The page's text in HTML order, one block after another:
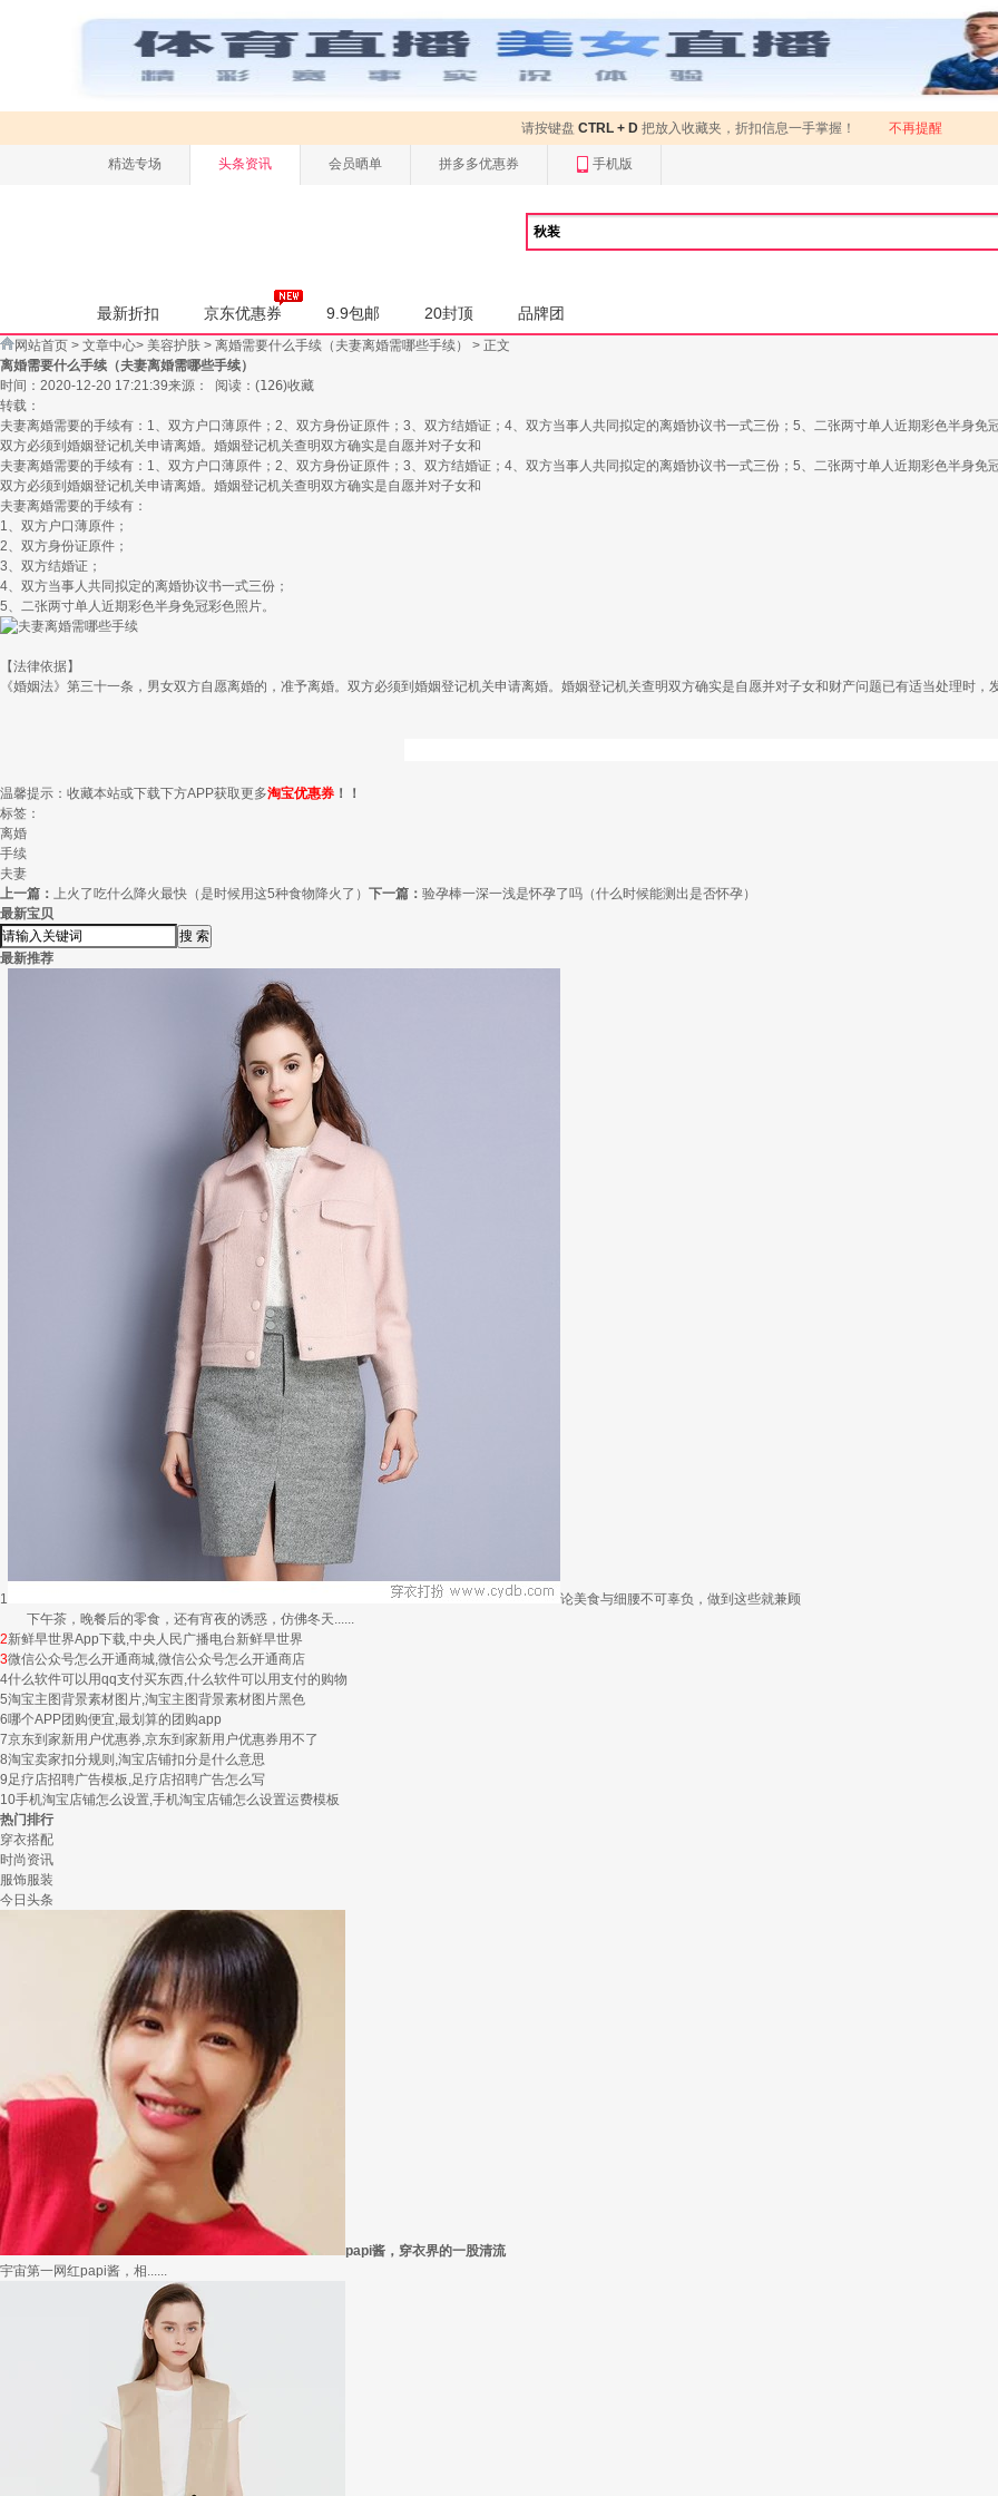
请按键盘 CTRL + D 把放入收藏夹，折扣信息一手掌握！ 不再提醒
精选专场 头条资讯 会员晒单 拼多多优惠券 手机版
最新折扣 京东优惠券 9.9包邮 20封顶 品牌团
网站首页 > 文章中心> 美容护肤 > 离婚需要什么手续（夫妻离婚需哪些手续）
> 正文
离婚需要什么手续（夫妻离婚需哪些手续）
时间：2020-12-20 17:21:39来源： 阅读： (126)收藏
转载：
夫妻离婚需要的手续有：1、双方户口薄原件；2、双方身份证原件；3、双方结婚证；4、双方当事人共同拟定的离婚协议书一式三份；5、二张两寸单人近期彩色半身免
双方必须到婚姻登记机关申请离婚。婚姻登记机关查明双方确实是自愿并对子女和
夫妻离婚需要的手续有：1、双方户口薄原件；2、双方身份证原件；3、双方结婚证；4、双方当事人共同拟定的离婚协议书一式三份；5、二张两寸单人近期彩色半身免
双方必须到婚姻登记机关申请离婚。婚姻登记机关查明双方确实是自愿并对子女和
夫妻离婚需要的手续有：
1、双方户口薄原件；
2、双方身份证原件；
3、双方结婚证；
4、双方当事人共同拟定的离婚协议书一式三份；
5、二张两寸单人近期彩色半身免冠彩色照片。
【法律依据】
《婚姻法》第三十一条，男女双方自愿离婚的，准予离婚。双方必须到婚姻登记机关申请离婚。婚姻登记机关查明双方确实是自愿并对子女和财产问题已有适当处理时，
温馨提示：收藏本站或下载下方APP获取更多淘宝优惠券 ！！
标签：
离婚
手续
夫妻
上一篇： 上火了吃什么降火最快（是时候用这5种食物降火了） 下一篇： 验孕棒一深一浅是怀孕了吗（什么时候能测出是否怀孕）
最新宝贝
最新推荐
1
论美食与细腰不可辜负，做到这些就兼顾
下午茶，晚餐后的零食，还有宵夜的诱惑，仿佛冬天......
2新鲜早世界App下载,中央人民广播电台新鲜早世界
3微信公众号怎么开通商城,微信公众号怎么开通商店
4什么软件可以用qq支付买东西,什么软件可以用支付的购物
5淘宝主图背景素材图片,淘宝主图背景素材图片黑色
6哪个APP团购便宜,最划算的团购app
7京东到家新用户优惠券,京东到家新用户优惠券用不了
8淘宝卖家扣分规则,淘宝店铺扣分是什么意思
9足疗店招聘广告模板,足疗店招聘广告怎么写
10手机淘宝店铺怎么设置,手机淘宝店铺怎么设置运费模板
热门排行
穿衣搭配
时尚资讯
服饰服装
今日头条